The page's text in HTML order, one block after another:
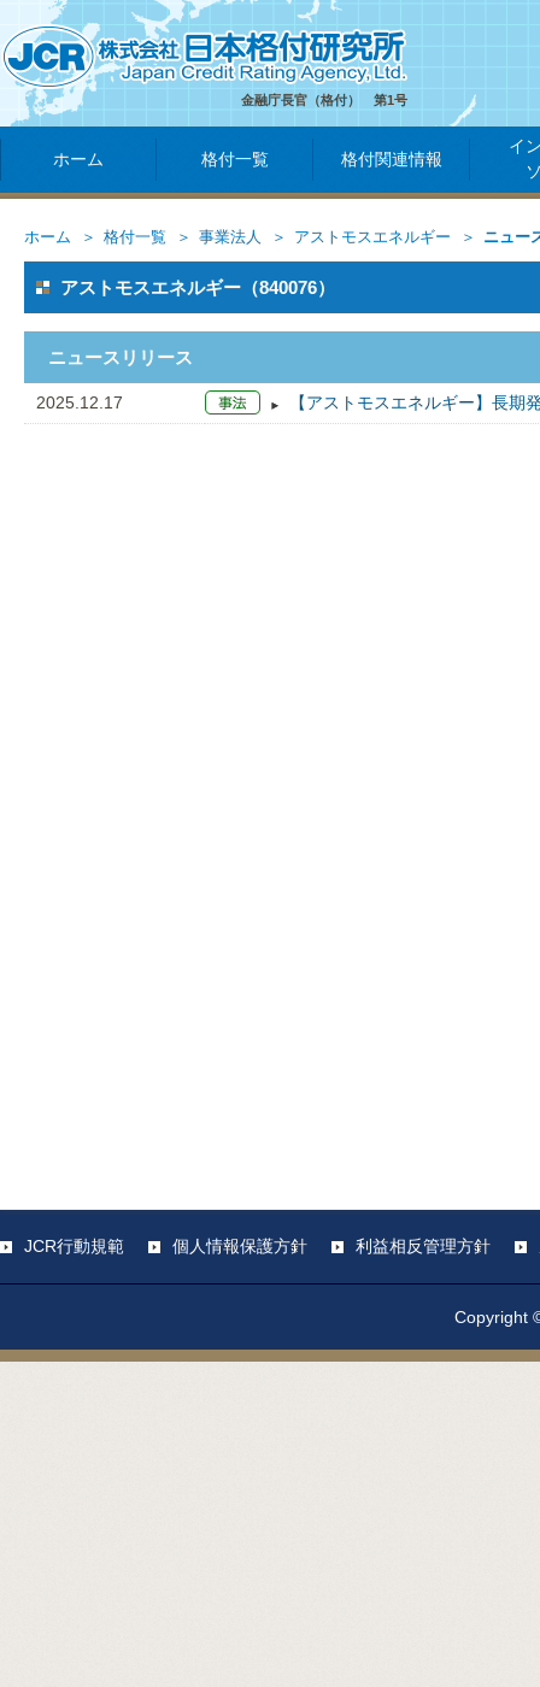
金融庁長官（格付） 第1号
ホーム 格付一覧 格付関連情報
イ
ホーム 格付一覧 事業法人 アストモスエネルギー ニュー
アストモスエネルギー（840076）
ニュースリリース
2025.12.17 【アストモスエネルギー】長期
JCR行動規範 個人情報保護方針 利益相反管理方針
Copyright